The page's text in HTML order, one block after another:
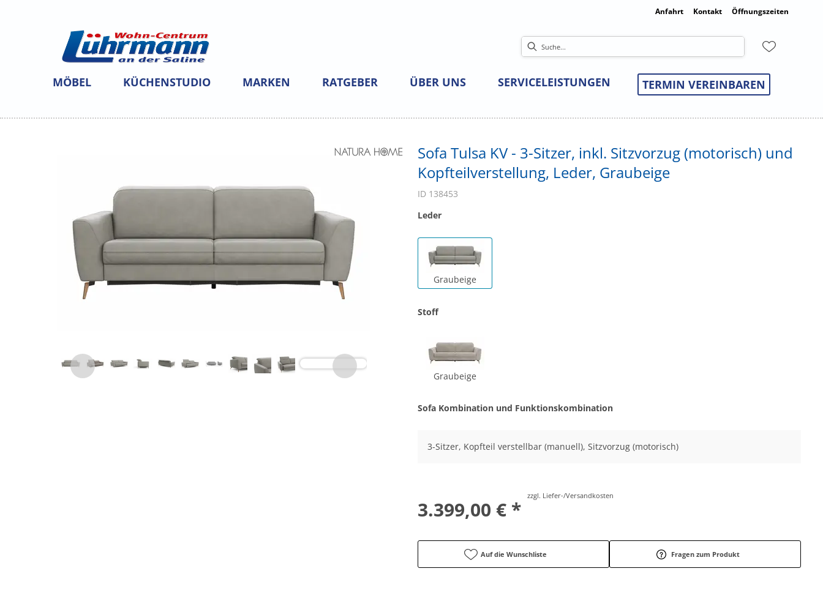
Anfahrt Kontakt Öffnungszeiten
MÖBEL KÜCHENSTUDIO MARKEN RATGEBER ÜBER UNS SERVICELEISTUNGEN TERMIN VEREINBAREN
Sofa Tulsa KV - 3-Sitzer, inkl. Sitzvorzug (motorisch) und
Kopfteilverstellung, Leder, Graubeige
ID 138453
Leder
Graubeige
Stoff
Graubeige
Sofa Kombination und Funktionskombination
3-Sitzer, Kopfteil verstellbar (manuell), Sitzvorzug (motorisch)
3.399,00 € *
zzgl. Liefer-/Versandkosten
Auf die Wunschliste Fragen zum Produkt